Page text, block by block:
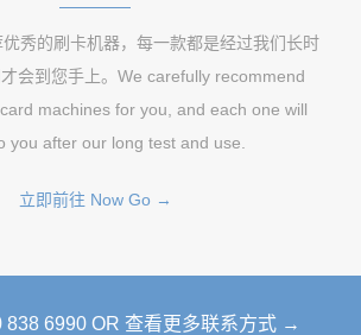
秀的刷卡机器，每一款都是经过我们长时
会到您手上。We carefully recommend
machines for you, and each one will
you after our long test and use.
立即前往 Now Go →
838 6990 OR 查看更多联系方式 →